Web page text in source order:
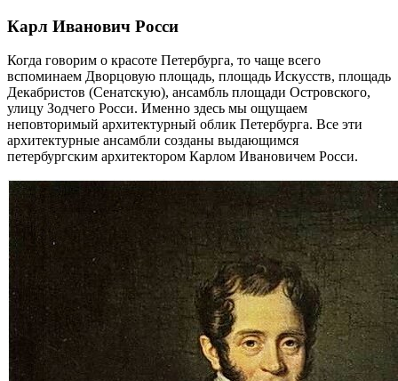
Карл Иванович Росси
Когда говорим о красоте Петербурга, то чаще всего
вспоминаем Дворцовую площадь, площадь Искусств, площадь
Декабристов (Сенатскую), ансамбль площади Островского,
улицу Зодчего Росси. Именно здесь мы ощущаем
неповторимый архитектурный облик Петербурга. Все эти
архитектурные ансамбли созданы выдающимся
петербургским архитектором Карлом Ивановичем Росси.